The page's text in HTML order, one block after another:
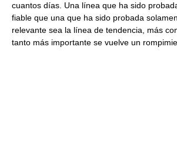
cuantos días. Una línea que ha sido
fiable que una que ha sido probada
relevante sea la línea de tendencia, más
tanto más importante se vuelve un